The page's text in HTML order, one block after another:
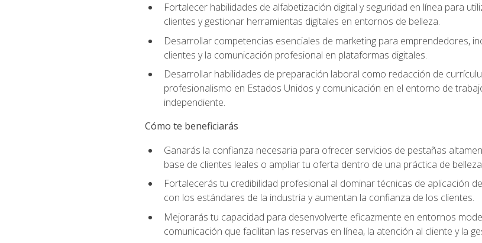
Fortalecer habilidades de alfabetización digital y seguridad en línea para
clientes y gestionar herramientas digitales en entornos de belleza.
Desarrollar competencias esenciales de marketing para emprendedores,
clientes y la comunicación profesional en plataformas digitales.
Desarrollar habilidades de preparación laboral como redacción de
profesionalismo en Estados Unidos y comunicación en el entorno de
independiente.
Cómo te beneficiarás
Ganarás la confianza necesaria para ofrecer servicios de pestañas
base de clientes leales o ampliar tu oferta dentro de una práctica de
Fortalecerás tu credibilidad profesional al dominar técnicas de aplicación
con los estándares de la industria y aumentan la confianza de los clientes.
Mejorarás tu capacidad para desenvolverte eficazmente en entornos
comunicación que facilitan las reservas en línea, la atención al cliente y la